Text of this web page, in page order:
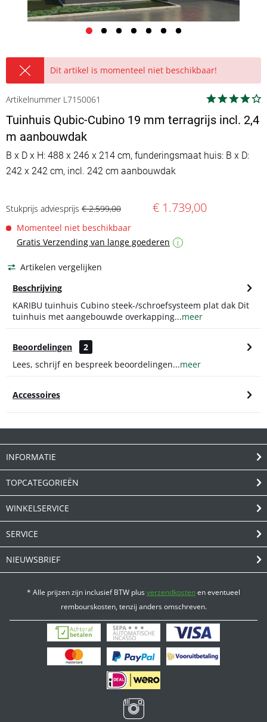
Dit artikel is momenteel niet beschikbaar!
Artikelnummer L7150061
Tuinhuis Qubic-Cubino 19 mm terragrijs incl. 2,4
m aanbouwdak
B x D x H: 488 x 246 x 214 cm, funderingsmaat huis: B x D:
242 x 242 cm, incl. 242 cm aanbouwdak
Stukprijs adviesprijs € 2.599,00 € 1.739,00
Momenteel niet beschikbaar
Gratis Verzending van lange goederen
i
Artikelen vergelijken
Beschrijving
KARIBU tuinhuis Cubino steek-/schroefsysteem plat dak Dit
tuinhuis met aangebouwde overkapping...meer
Beoordelingen
2
Lees, schrijf en bespreek beoordelingen...meer
Accessoires
INFORMATIE
TOPCATEGORIEËN
WINKELSERVICE
SERVICE
NIEUWSBRIEF
* Alle prijzen zijn inclusief BTW plusverzendkostenen eventueel
rembourskosten, tenzij anders omschreven.